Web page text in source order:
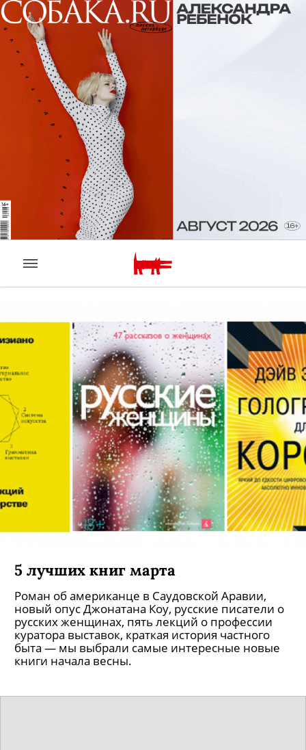
5 лучших книг марта
Роман об американце в Саудовской Аравии,
новый опус Джонатана Коу, русские писатели о
русских женщинах, пять лекций о профессии
куратора выставок, краткая история частного
быта — мы выбрали самые интересные новые
книги начала весны.